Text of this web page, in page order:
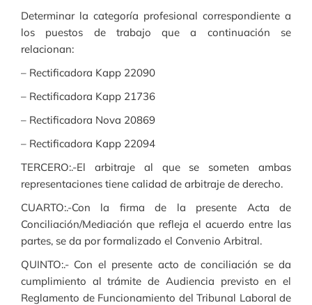
Determinar la categoría profesional correspondiente a
los puestos de trabajo que a continuación se
relacionan:
– Rectificadora Kapp 22090
– Rectificadora Kapp 21736
– Rectificadora Nova 20869
– Rectificadora Kapp 22094
TERCERO:.-El arbitraje al que se someten ambas
representaciones tiene calidad de arbitraje de derecho.
CUARTO:.-Con la firma de la presente Acta de
Conciliación/Mediación que refleja el acuerdo entre las
partes, se da por formalizado el Convenio Arbitral.
QUINTO:.- Con el presente acto de conciliación se da
cumplimiento al trámite de Audiencia previsto en el
Reglamento de Funcionamiento del Tribunal Laboral de